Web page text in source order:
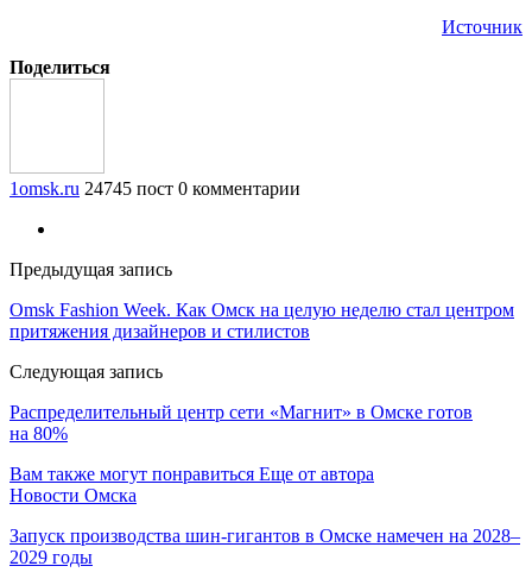
Источник
Поделиться
1omsk.ru 24745 пост 0 комментарии
Предыдущая запись
Omsk Fashion Week. Как Омск на целую неделю стал центром
притяжения дизайнеров и стилистов
Следующая запись
Распределительный центр сети «Магнит» в Омске готов
на 80%
Вам также могут понравиться Еще от автора
Новости Омска
Запуск производства шин-гигантов в Омске намечен на 2028–
2029 годы